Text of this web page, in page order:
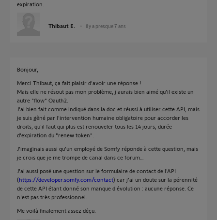
expiration.
Thibaut E. il y a presque 7 ans
Bonjour,
Merci Thibaut, ça fait plaisir d'avoir une réponse !
Mais elle ne résout pas mon problème, j'aurais bien aimé qu'il existe un
autre "flow" Oauth2.
J'ai bien fait comme indiqué dans la doc et réussi à utiliser cette API, mais
je suis gêné par l'intervention humaine obligatoire pour accorder les
droits, qu'il faut qui plus est renouveler tous les 14 jours, durée
d'expiration du "renew token".
J'imaginais aussi qu'un employé de Somfy réponde à cette question, mais
je crois que je me trompe de canal dans ce forum…
J'ai aussi posé une question sur le formulaire de contact de l'API
(https://developer.somfy.com/contact) car j'ai un doute sur la pérennité
de cette API étant donné son manque d'évolution : aucune réponse. Ce
n'est pas très professionnel.
Me voilà finalement assez déçu.